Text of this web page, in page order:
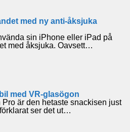
med ny anti-åksjuka
sin iPhone eller iPad på
med åksjuka. Oavsett…
med VR-glasögon
är den hetaste snackisen just
ser det ut…